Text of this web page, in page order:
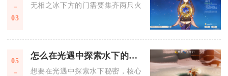
03
无相之冰下方的门需要集齐两只火仙灵并引导归位即可成功
05 怎么在光遇中探索水下的秘密
想要在光遇中探索水下秘密，核心是先解锁潜水能力、掌握